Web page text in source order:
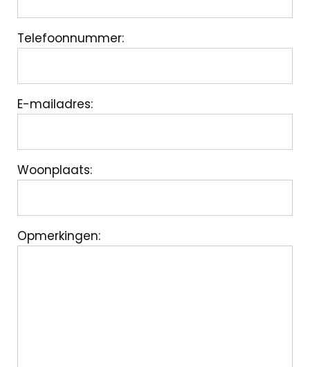
Telefoonnummer:
E-mailadres:
Woonplaats:
Opmerkingen: